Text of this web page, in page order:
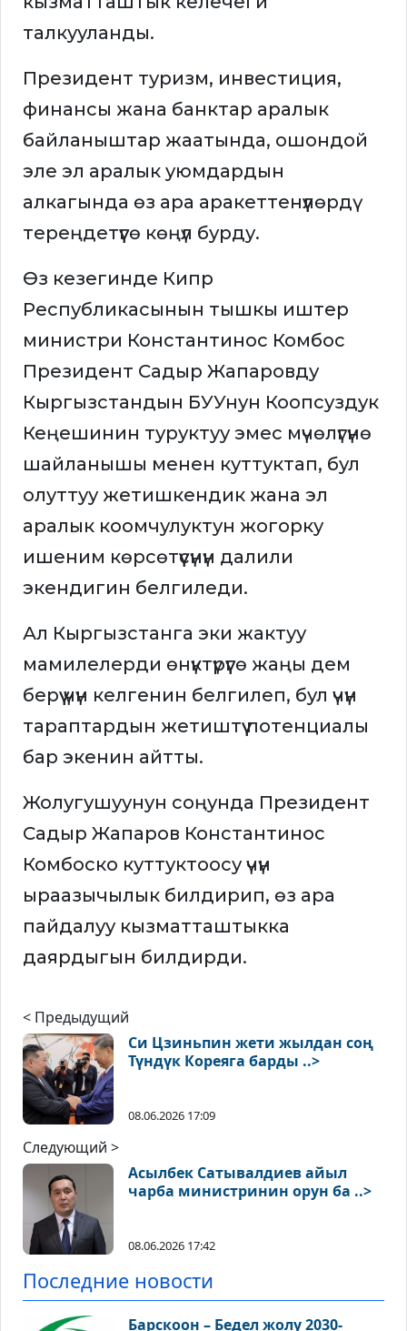
талкууланды.
Президент туризм, инвестиция,
финансы жана банктар аралык
байланыштар жаатында, ошондой
эле эл аралык уюмдардын
алкагында өз ара аракеттенүүлөрдү
тереңдетүүгө көңүл бурду.
Өз кезегинде Кипр
Республикасынын тышкы иштер
министри Константинос Комбос
Президент Садыр Жапаровду
Кыргызстандын БУУнун Коопсуздук
Кеңешинин туруктуу эмес мүчөлүгүнө
шайланышы менен куттуктап, бул
олуттуу жетишкендик жана эл
аралык коомчулуктун жогорку
ишеним көрсөтүүсүнүн далили
экендигин белгиледи.
Ал Кыргызстанга эки жактуу
мамилелерди өнүктүрүүгө жаңы дем
берүү үчүн келгенин белгилеп, бул үчүн
тараптардын жетиштүү потенциалы
бар экенин айтты.
Жолугушуунун соңунда Президент
Садыр Жапаров Константинос
Комбоско куттуктоосу үчүн
ыраазычылык билдирип, өз ара
пайдалуу кызматташтыкка
даярдыгын билдирди.
< Предыдущий
Си Цзиньпин жети жылдан соң
Түндүк Кореяга барды ..>
08.06.2026 17:09
Следующий >
Асылбек Сатывалдиев айыл
чарба министринин орун ба ..>
08.06.2026 17:42
Последние новости
Барскоон – Бедел жолу 2030-